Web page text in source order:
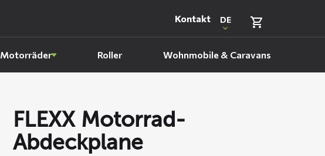
Kontakt
DE
Motorräder Roller Wohnmobile & Caravans
FLEXX Motorrad-
Abdeckplane